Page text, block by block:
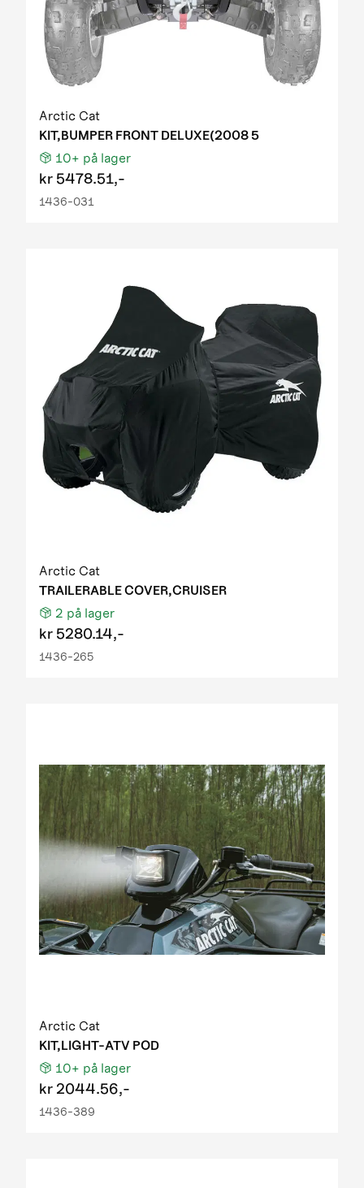
Arctic Cat
KIT,BUMPER FRONT DELUXE(2008 5
10+ på lager
kr 5478.51,-
1436-031
Arctic Cat
TRAILERABLE COVER,CRUISER
2 på lager
kr 5280.14,-
1436-265
Arctic Cat
KIT,LIGHT-ATV POD
10+ på lager
kr 2044.56,-
1436-389